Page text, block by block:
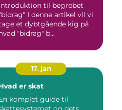
til begrebet
I denne artikel vil vi
et dybtgående kig på
"bidrag" b...
17. jan
er skat
komplet guide til